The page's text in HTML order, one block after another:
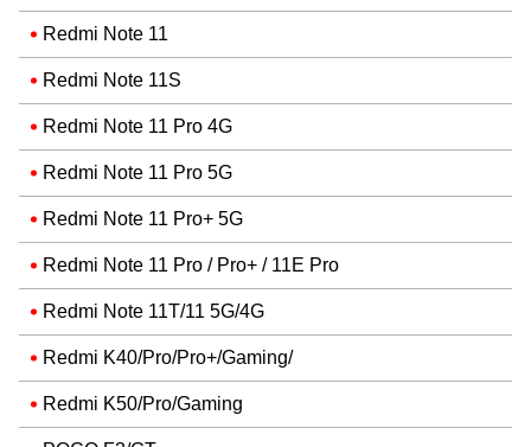
Redmi Note 11
Redmi Note 11S
Redmi Note 11 Pro 4G
Redmi Note 11 Pro 5G
Redmi Note 11 Pro+ 5G
Redmi Note 11 Pro / Pro+ / 11E Pro
Redmi Note 11T/11 5G/4G
Redmi K40/Pro/Pro+/Gaming/
Redmi K50/Pro/Gaming